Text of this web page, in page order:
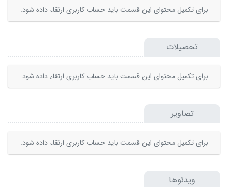
برای تکمیل محتوای این قسمت باید حساب کاربری ارتقاء داده شود.
تحصیلات
برای تکمیل محتوای این قسمت باید حساب کاربری ارتقاء داده شود.
تصاویر
برای تکمیل محتوای این قسمت باید حساب کاربری ارتقاء داده شود.
ویدئوها